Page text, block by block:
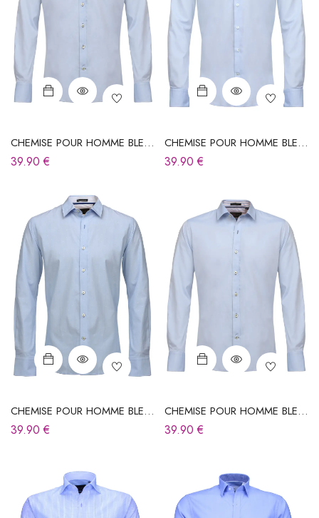
CHEMISE POUR HOMME BLEU
CIEL
39.90€
CHEMISE POUR HOMME BLEU
CIEL
39.90€
CHEMISE POUR HOMME BLEU
CIEL
39.90€
CHEMISE POUR HOMME BLEU
CIEL
39.90€